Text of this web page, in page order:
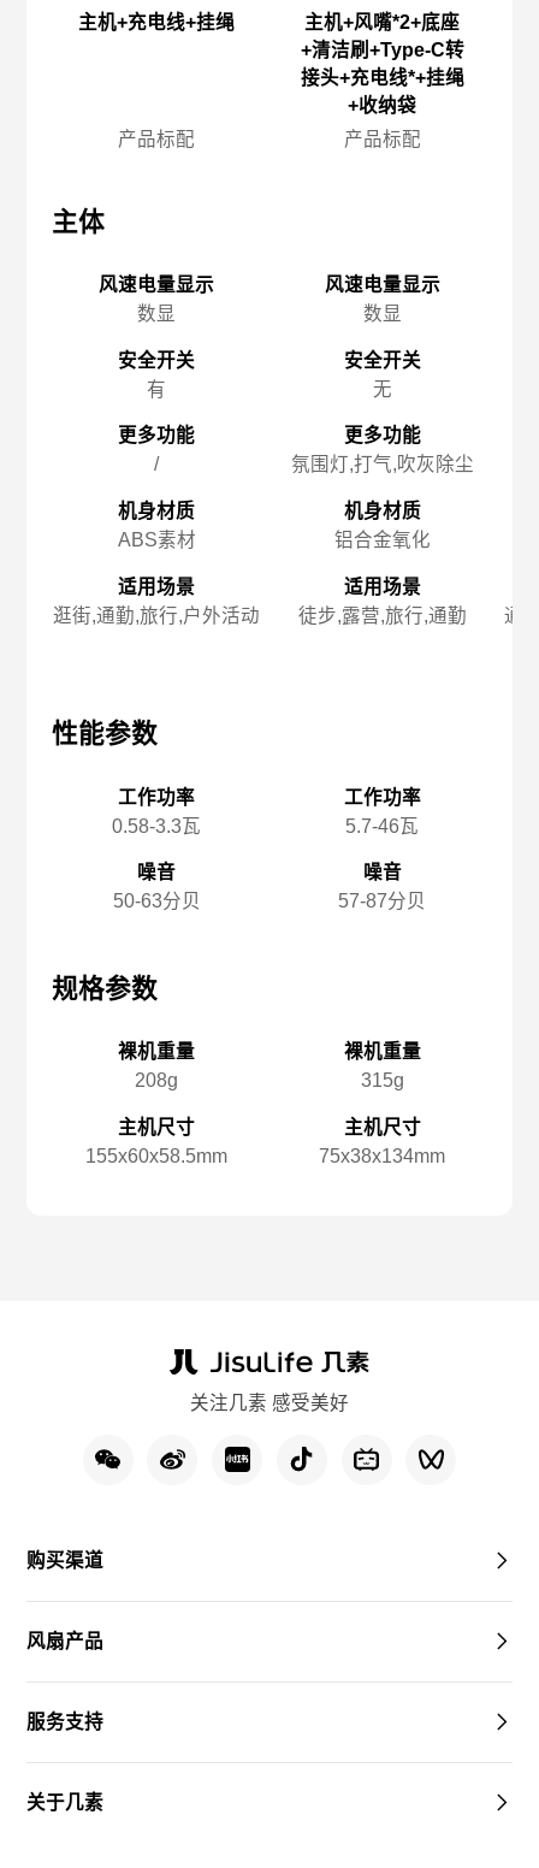
主机+充电线+挂绳
产品标配
主体
风速电量显示
数显
安全开关
有
更多功能
/
机身材质
ABS素材
适用场景
逛街,通勤,旅行,户外活动
性能参数
工作功率
0.58-3.3瓦
噪音
50-63分贝
规格参数
裸机重量
208g
主机尺寸
155x️60x️58.5mm
主机+风嘴*2+底座
+清洁刷+Type-C转
接头+充电线*+挂绳
+收纳袋
产品标配
风速电量显示
数显
安全开关
无
更多功能
氛围灯,打气,吹灰除尘
机身材质
铝合金氧化
适用场景
徒步,露营,旅行,通勤
工作功率
5.7-46瓦
噪音
57-87分贝
裸机重量
315g
主机尺寸
75x️38x️134mm
通
关注几素 感受美好
购买渠道
风扇产品
服务支持
关于几素